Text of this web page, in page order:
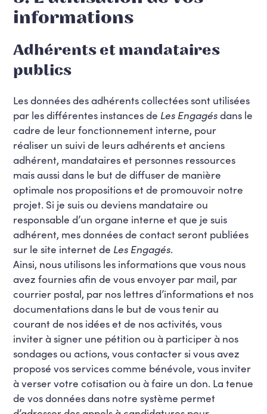
informations
Adhérents et mandataires
publics
Les données des adhérents collectées sont utilisées
par les différentes instances de Les Engagésdans le
cadre de leur fonctionnement interne, pour
réaliser un suivi de leurs adhérents et anciens
adhérent, mandataires et personnes ressources
mais aussi dans le but de diffuser de manière
optimale nos propositions et de promouvoir notre
projet. Si je suis ou deviens mandataire ou
responsable d’un organe interne et que je suis
adhérent, mes données de contact seront publiées
sur le site internet de Les Engagés.
Ainsi, nous utilisons les informations que vous nous
avez fournies afin de vous envoyer par mail, par
courrier postal, par nos lettres d’informations et nos
documentations dans le but de vous tenir au
courant de nos idées et de nos activités, vous
inviter à signer une pétition ou à participer à nos
sondages ou actions, vous contacter si vous avez
proposé vos services comme bénévole, vous inviter
à verser votre cotisation ou à faire un don. La tenue
de vos données dans notre système permet